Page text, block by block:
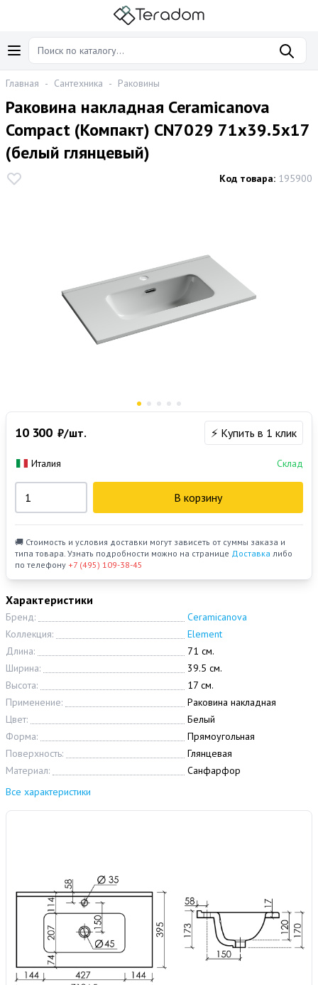
Главная - Сантехника - Раковины
Раковина накладная Ceramicanova
Compact (Компакт) CN7029 71x39.5x17
(белый глянцевый)
Код товара: 195900
Характеристики
Бренд:
Ceramicanova
Коллекция:
Element
Длина:
71 см.
Ширина:
39.5 см.
Высота:
17 см.
Применение:
Раковина накладная
Цвет:
Белый
Форма:
Прямоугольная
Поверхность:
Глянцевая
Материал:
Санфарфор
Все характеристики
10 300 ₽/шт. ⚡ Купить в 1 клик
Италия Склад
В корзину
🚚 Стоимость и условия доставки могут зависеть от суммы заказа и
типа товара. Узнать подробности можно на странице Доставка либо
по телефону +7 (495) 109-38-45